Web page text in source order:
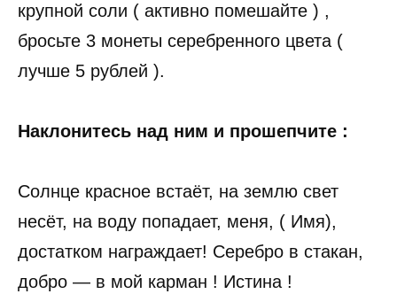
крупной соли ( активно помешайте ) ,
бросьте 3 монеты серебренного цвета (
лучше 5 рублей ).
Наклонитесь над ним и прошепчите :
Солнце красное встаёт, на землю свет
несёт, на воду попадает, меня, ( Имя),
достатком награждает! Серебро в стакан,
добро — в мой карман ! Истина !